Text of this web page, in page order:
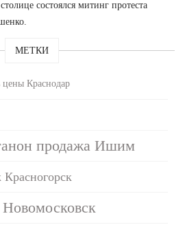
состоялся митинг протеста
МЕТКИ
цены Краснодар
продажа Ишим